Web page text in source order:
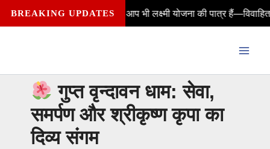
Skip
to
BREAKING UPDATES
मिलेंगे? क्या आप भी लक्ष्मी योजना की पात्र हैं—विवाहित, अविवाहित,
गुप्त वृन्दावन धाम: सेवा,
समर्पण और श्रीकृष्ण कृपा का
दिव्य संगम